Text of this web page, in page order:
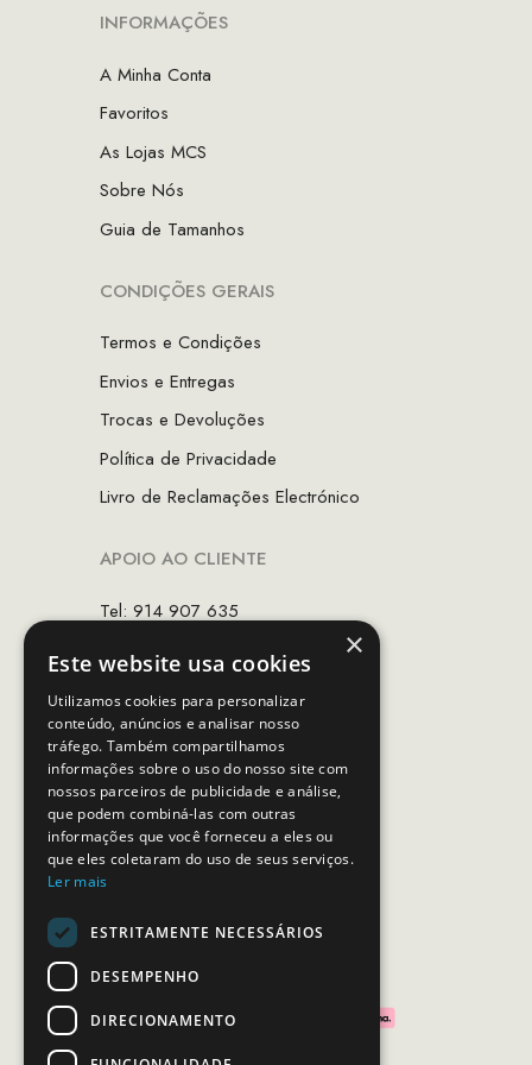
INFORMAÇÕES
A Minha Conta
Favoritos
As Lojas MCS
Sobre Nós
Guia de Tamanhos
CONDIÇÕES GERAIS
Termos e Condições
Envios e Entregas
Trocas e Devoluções
Política de Privacidade
Livro de Reclamações Electrónico
APOIO AO CLIENTE
Tel: 914 907 635
Horário de contacto:
Dias úteis das 10h as 19h
SEGUE-NOS
PAGAMENTOS SEGUROS
×
Este website usa cookies
Utilizamos cookies para personalizar
conteúdo, anúncios e analisar nosso
tráfego. Também compartilhamos
informações sobre o uso do nosso site com
nossos parceiros de publicidade e análise,
que podem combiná-las com outras
informações que você forneceu a eles ou
que eles coletaram do uso de seus serviços.
Ler mais
ESTRITAMENTE NECESSÁRIOS
DESEMPENHO
DIRECIONAMENTO